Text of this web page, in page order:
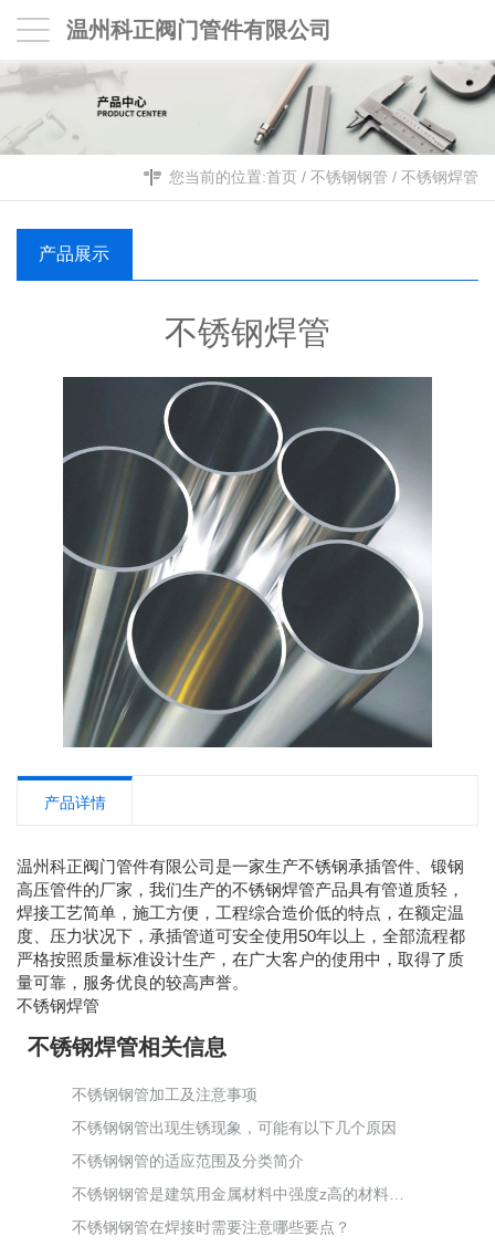
温州科正阀门管件有限公司
您当前的位置:首页 / 不锈钢钢管 / 不锈钢焊管
产品展示
不锈钢焊管
产品详情
温州科正阀门管件有限公司是一家生产不锈钢承插管件、锻钢
高压管件的厂家，我们生产的不锈钢焊管产品具有管道质轻，
焊接工艺简单，施工方便，工程综合造价低的特点，在额定温
度、压力状况下，承插管道可安全使用50年以上，全部流程都
严格按照质量标准设计生产，在广大客户的使用中，取得了质
量可靠，服务优良的较高声誉。
不锈钢焊管
不锈钢焊管相关信息
不锈钢钢管加工及注意事项
不锈钢钢管出现生锈现象，可能有以下几个原因
不锈钢钢管的适应范围及分类简介
不锈钢钢管在焊接时需要注意哪些要点？